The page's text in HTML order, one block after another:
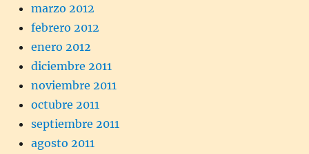
marzo 2012
febrero 2012
enero 2012
diciembre 2011
noviembre 2011
octubre 2011
septiembre 2011
agosto 2011